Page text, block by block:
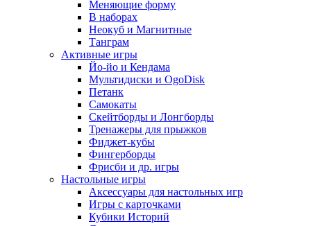
Меняющие форму
В наборах
Неокуб и Магнитные
Танграм
Активные игры
Йо-йо и Кендама
Мультидиски и OgoDisk
Петанк
Самокаты
Скейтборды и Лонгборды
Тренажеры для прыжков
Фиджет-кубы
Фингерборды
Фрисби и др. игры
Настольные игры
Аксессуары для настольных игр
Игры с карточками
Кубики Историй